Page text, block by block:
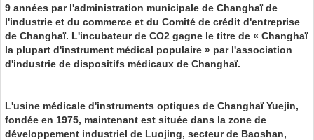
9 années par l'administration municipale de Changhaï de
l'industrie et du commerce et du Comité de crédit d'entreprise
de Changhaï. L'incubateur de CO2 gagne le titre de « Changhaï
la plupart d'instrument médical populaire » par l'association
d'industrie de dispositifs médicaux de Changhaï.
L'usine médicale d'instruments optiques de Changhaï Yuejin,
fondée en 1975, maintenant est située dans la zone de
développement industriel de Luojing, secteur de Baoshan,